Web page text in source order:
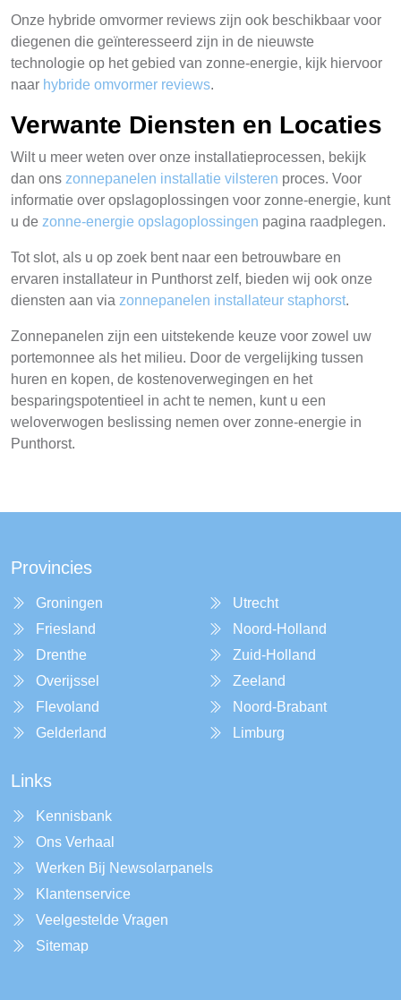
Onze hybride omvormer reviews zijn ook beschikbaar voor
diegenen die geïnteresseerd zijn in de nieuwste
technologie op het gebied van zonne-energie, kijk hiervoor
naar hybride omvormer reviews.
Verwante Diensten en Locaties
Wilt u meer weten over onze installatieprocessen, bekijk
dan ons zonnepanelen installatie vilsteren proces. Voor
informatie over opslagoplossingen voor zonne-energie, kunt
u de zonne-energie opslagoplossingen pagina raadplegen.
Tot slot, als u op zoek bent naar een betrouwbare en
ervaren installateur in Punthorst zelf, bieden wij ook onze
diensten aan via zonnepanelen installateur staphorst.
Zonnepanelen zijn een uitstekende keuze voor zowel uw
portemonnee als het milieu. Door de vergelijking tussen
huren en kopen, de kostenoverwegingen en het
besparingspotentieel in acht te nemen, kunt u een
weloverwogen beslissing nemen over zonne-energie in
Punthorst.
Provincies
Groningen
Friesland
Drenthe
Overijssel
Flevoland
Gelderland
Utrecht
Noord-Holland
Zuid-Holland
Zeeland
Noord-Brabant
Limburg
Links
Kennisbank
Ons Verhaal
Werken Bij Newsolarpanels
Klantenservice
Veelgestelde Vragen
Sitemap